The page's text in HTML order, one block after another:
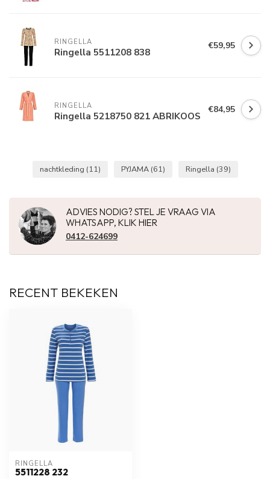
RINGELLA
Ringella 5511208 838 €59,95
RINGELLA
Ringella 5218750 821 ABRIKOOS €84,95
nachtkleding (11) PYJAMA (61) Ringella (39)
ADVIES NODIG? STEL JE VRAAG VIA
WHATSAPP, KLIK HIER
0412-624699
RECENT BEKEKEN
RINGELLA
5511228 232